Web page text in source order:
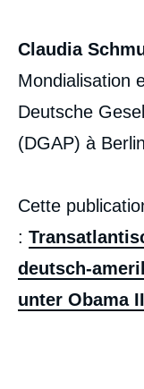
Claudia
Mondialisation
Deutsche
(DGAP) à
Cette
:
deutsch-
unter Obama II